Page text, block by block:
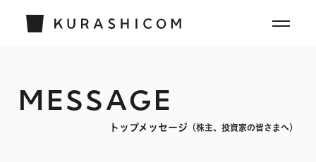
MESSAGE
トップメッセージ （株主、投資家の皆さまへ）